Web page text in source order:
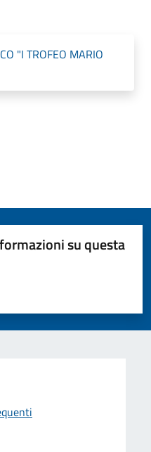
"I TROFEO MARIO
su questa
5